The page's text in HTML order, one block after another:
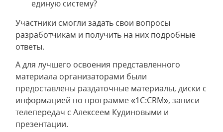
единую систему?
Участники смогли задать свои вопросы
разработчикам и получить на них подробные
ответы.
А для лучшего освоения представленного
материала организаторами были
предоставлены раздаточные материалы, диски с
информацией по программе «1С:CRM», записи
телепередач с Алексеем Кудиновыми и
презентации.